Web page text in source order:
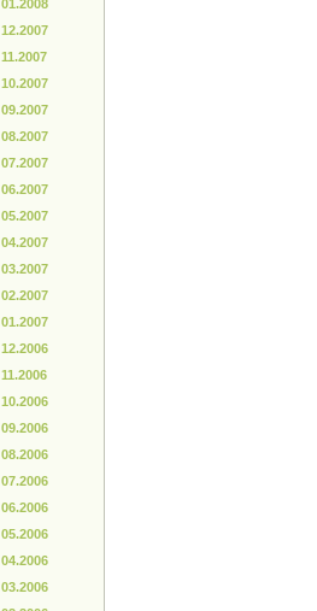
01.2008
12.2007
11.2007
10.2007
09.2007
08.2007
07.2007
06.2007
05.2007
04.2007
03.2007
02.2007
01.2007
12.2006
11.2006
10.2006
09.2006
08.2006
07.2006
06.2006
05.2006
04.2006
03.2006